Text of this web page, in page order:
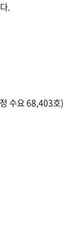
.
수요 68,403호)